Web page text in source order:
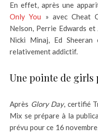
En effet, après une
Only You » avec Cheat
Nelson, Perrie Edwards et
Nicki Minaj, Ed
relativement addictif.
Une pointe de girls
Après Glory Day, certifié
Mix se prépare à la
prévu pour ce 16